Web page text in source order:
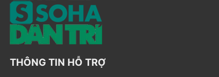
THÔNG TIN HỖ TRỢ